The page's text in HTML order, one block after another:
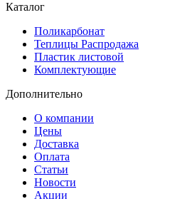
Каталог
Поликарбонат
Теплицы Распродажа
Пластик листовой
Комплектующие
Дополнительно
О компании
Цены
Доставка
Оплата
Статьи
Новости
Акции